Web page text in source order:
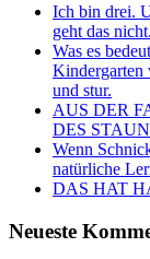
Ich bin drei.
geht das nicht.
Was es
Kindergarten
und stur.
AUS DER
DES
Wenn
natürliche
DAS HAT
Neueste